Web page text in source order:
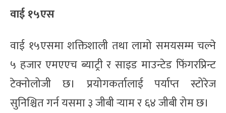
वाई १५एस
वाई १५एसमा शक्तिशाली तथा लामो समयसम्म चल्ने
५ हजार एमएएच ब्याट्री र साइड माउन्टेड फिंगरप्रिन्ट
टेक्नोलोजी छ। प्रयोगकर्तालाई पर्याप्त स्टोरेज
सुनिश्चित गर्न यसमा ३ जीबी र्‍याम र ६४ जीबी रोम छ।